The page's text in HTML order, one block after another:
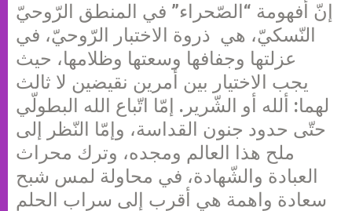
إنّ أفهومة “الصّحراء” في المنطق الرّوحيّ
النّسكيّ، هي ذروة الاختبار الرّوحيّ، في
عزلتها وجفافها وسعتها وظلامها، حيث
يجب الاختيار بين أمرين نقيضين لا ثالث
لهما: ألله أو الشّرير. إمّا اتّباع الله البطولّي
حتّى حدود جنون القداسة، وإمّا النّظر إلى
ملح هذا العالم ومجده، وترك محراث
العبادة والشّهادة، في محاولة لمس شبح
سعادة واهمة هي أقرب إلى سراب الحلم